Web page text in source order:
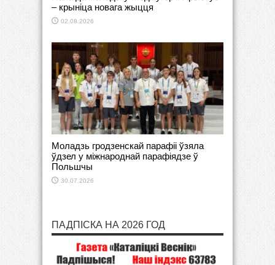
– крыніца новага жыцця
02.08.2026
Моладзь гродзенскай парафіі ўзяла
ўдзел у міжнароднай парафіядзе ў
Польшчы
30.07.2026
ПАДПІСКА НА 2026 ГОД